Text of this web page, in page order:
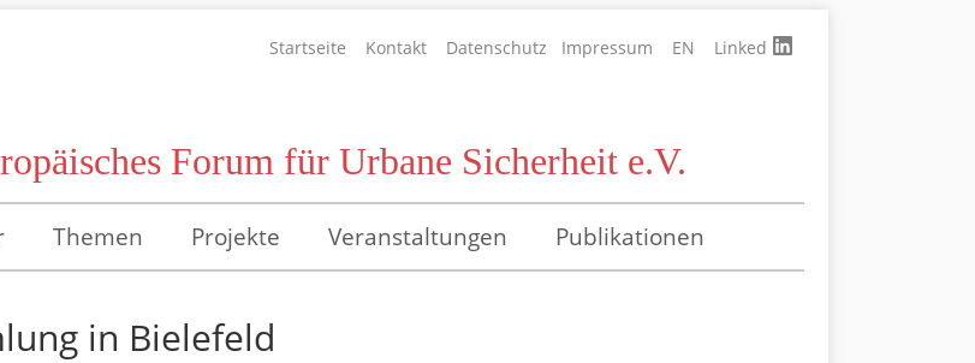
Startseite Kontakt Datenschutz Impressum EN Linked
Forum für Urbane Sicherheit e.V.
Themen Projekte Veranstaltungen Publikationen
in Bielefeld